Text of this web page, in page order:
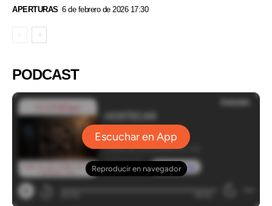
APERTURAS 6 de febrero de 2026 17:30
PODCAST